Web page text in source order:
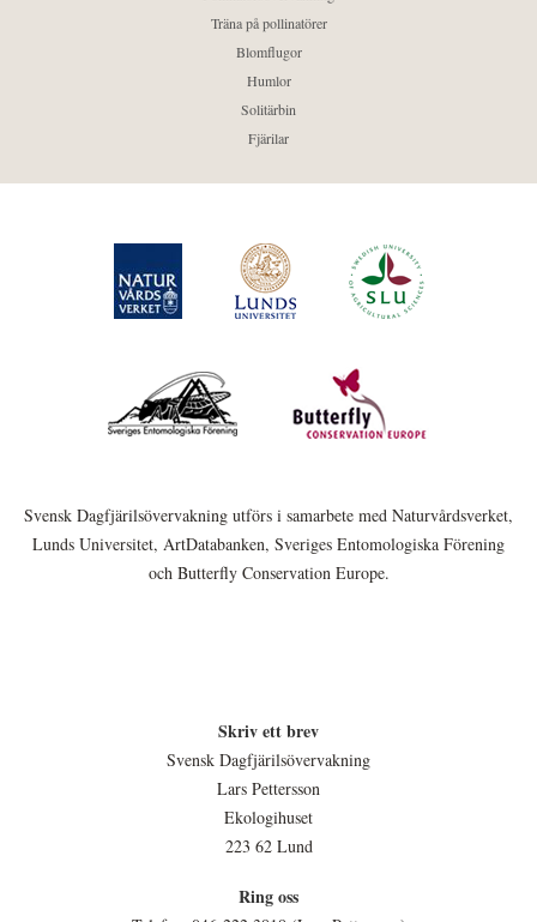
Träna på pollinatörer
Blomflugor
Humlor
Solitärbin
Fjärilar
Svensk Dagfjärilsövervakning utförs i samarbete med Naturvårdsverket,
Lunds Universitet, ArtDatabanken, Sveriges Entomologiska Förening
och Butterfly Conservation Europe.
Skriv ett brev
Svensk Dagfjärilsövervakning
Lars Pettersson
Ekologihuset
223 62 Lund
Ring oss